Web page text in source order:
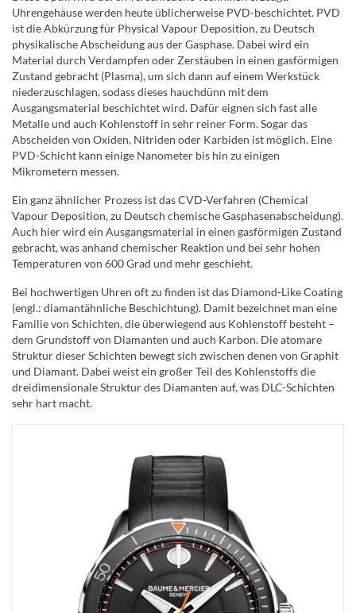
Uhrengehäuse werden heute üblicherweise PVD-beschichtet. PVD
ist die Abkürzung für Physical Vapour Deposition, zu Deutsch
physikalische Abscheidung aus der Gasphase. Dabei wird ein
Material durch Verdampfen oder Zerstäuben in einen gasförmigen
Zustand gebracht (Plasma), um sich dann auf einem Werkstück
niederzuschlagen, sodass dieses hauchdünn mit dem
Ausgangsmaterial beschichtet wird. Dafür eignen sich fast alle
Metalle und auch Kohlenstoff in sehr reiner Form. Sogar das
Abscheiden von Oxiden, Nitriden oder Karbiden ist möglich. Eine
PVD-Schicht kann einige Nanometer bis hin zu einigen
Mikrometern messen.
Ein ganz ähnlicher Prozess ist das CVD-Verfahren (Chemical
Vapour Deposition, zu Deutsch chemische Gasphasenabscheidung).
Auch hier wird ein Ausgangsmaterial in einen gasförmigen Zustand
gebracht, was anhand chemischer Reaktion und bei sehr hohen
Temperaturen von 600 Grad und mehr geschieht.
Bei hochwertigen Uhren oft zu finden ist das Diamond-Like Coating
(engl.: diamantähnliche Beschichtung). Damit bezeichnet man eine
Familie von Schichten, die überwiegend aus Kohlenstoff besteht –
dem Grundstoff von Diamanten und auch Karbon. Die atomare
Struktur dieser Schichten bewegt sich zwischen denen von Graphit
und Diamant. Dabei weist ein großer Teil des Kohlenstoffs die
dreidimensionale Struktur des Diamanten auf, was DLC-Schichten
sehr hart macht.